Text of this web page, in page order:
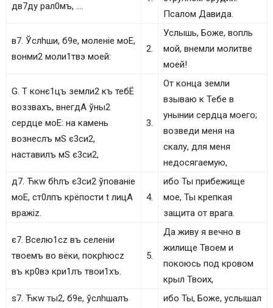
дв7ду pал0мъ, ….
Псалом Давида.
в7. Ўслhши, б9е, молeніе моE,
вонми2 моли1твэ моeй:
2.
Услышь, Боже, вопль
мой, внемли молитве
моей!
G. T конє1цъ земли2 къ тебЁ
воззвaхъ, внегдA ўны2
сeрдце моE: на кaмень
вознeслъ мS є3си2,
настaвилъ мS є3си2,
3.
От конца земли
взываю к Тебе в
унынии сердца моего;
возведи меня на
скалу, для меня
недосягаемую,
д7. Ћкw бhлъ є3си2 ўповaніе
моE, ст0лпъ крёпости t лицA
врaжіz.
4.
ибо Ты прибежище
мое, Ты крепкая
защита от врага.
є7. Вселю1сz въ селeніи
твоeмъ во вёки, покрhюсz
въ кр0вэ кри1лъ твои1хъ.
5.
Да живу я вечно в
жилище Твоем и
покоюсь под кровом
крыл Твоих,
ѕ7. Ћкw ты2, б9е, ўслhшалъ
ибо Ты, Боже, услышал